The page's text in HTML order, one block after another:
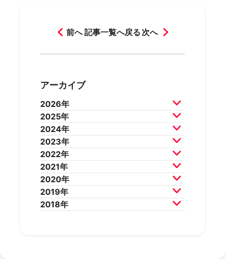
前へ 記事一覧へ戻る 次へ
アーカイブ
2026年
2026年7月 2026年6月
2026年5月 2026年4月
2026年3月 2026年2月
2025年
2025年12月2025年11月
2025年10月2025年9月
2025年8月 2025年7月
2025年6月
2025年4月
2025年2月
2024年
2024年12月2024年11月
2024年10月2024年9月
2024年8月 2024年7月
2024年6月
2024年4月
2024年2月
2023年
2023年12月2023年11月
2023年10月2023年9月
2023年8月 2023年7月
2023年6月
2023年4月
2022年
2022年12月2022年11月
2022年10月2022年9月
2022年8月 2022年7月
2022年6月
2021年
2021年12月2021年11月
2021年10月2021年9月
2021年8月 2021年7月
2020年
2020年12月2020年11月
2020年10月2020年9月
2019年
2019年12月2019年11月
2018年